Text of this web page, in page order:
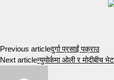
Previous articleदुर्गा प्रसाईं पक्राउ
Next articleन्युयोर्कमा ओली र मोदीबीच